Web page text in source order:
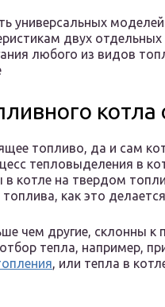
универсальных
двух
любого из видов
котла
топливо, да и сам
тепловыделения в
в котле на твердом
как это
чем другие, склонны к
тепла, например,
, или тепла в